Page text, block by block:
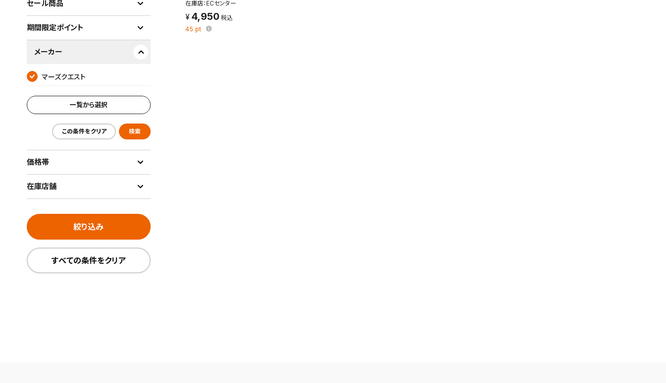
在庫店：ECセンター
4,950
45 pt
よく探す商品を、毎回条件指定することなく簡単に開くことができます。
検索条件
セール商品
期間限定ポイント
メーカー
マーズクエスト
一覧から選択
この条件をクリア 検索
価格帯
在庫店舗
絞り込み
すべての条件をクリア